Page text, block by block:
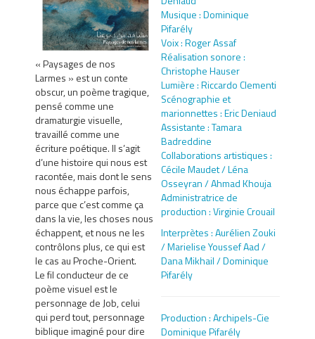
« Paysages de nos
Larmes » est un conte
obscur, un poème tragique,
pensé comme une
dramaturgie visuelle,
travaillé comme une
écriture poétique. Il s’agit
d’une histoire qui nous est
racontée, mais dont le sens
nous échappe parfois,
parce que c’est comme ça
dans la vie, les choses nous
échappent, et nous ne les
contrôlons plus, ce qui est
le cas au Proche-Orient.
Le fil conducteur de ce
poème visuel est le
personnage de Job, celui
qui perd tout, personnage
biblique imaginé pour dire
Musique : Dominique
Pifarély
Voix : Roger Assaf
Réalisation sonore :
Christophe Hauser
Lumière : Riccardo Clementi
Scénographie et
marionnettes : Eric Deniaud
Assistante : Tamara
Badreddine
Collaborations artistiques :
Cécile Maudet / Léna
Osseyran / Ahmad Khouja
Administratrice de
production : Virginie Crouail
Interprètes : Aurélien Zouki
/ Marielise Youssef Aad /
Dana Mikhail / Dominique
Pifarély
Production : Archipels-Cie
Dominique Pifarély